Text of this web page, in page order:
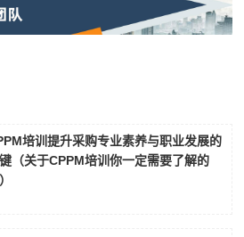
培训提升采购专业素养与职业发展的
（关于CPPM培训你一定需要了解的